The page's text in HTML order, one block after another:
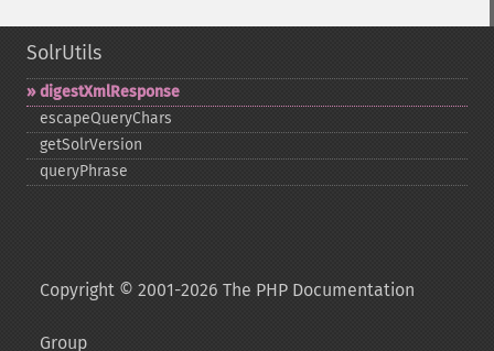
SolrUtils
digestXmlResponse
escapeQueryChars
getSolrVersion
queryPhrase
Copyright © 2001-2026 The PHP Documentation
Group